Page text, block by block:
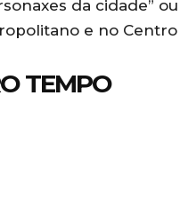
da cidade” ou
e no Centro
TEMPO